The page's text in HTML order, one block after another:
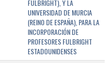
FULBRIGHT), Y LA
UNIVERSIDAD DE MURCIA
(REINO DE ESPAÑA), PARA LA
INCORPORACIÓN DE
PROFESORES FULBRIGHT
ESTADOUNIDENSES